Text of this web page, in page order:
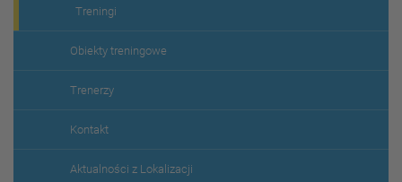
Treningi
Obiekty treningowe
Trenerzy
Kontakt
Aktualności z Lokalizacji